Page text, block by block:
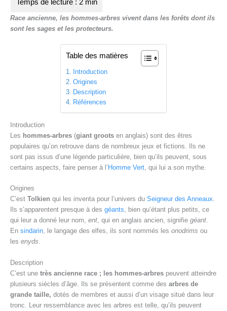
e
Race ancienne, les hommes-arbres vivent dans les forêts dont ils
sont les sages et les protecteurs.
Table des matières
Introduction
Origines
Description
Références
Introduction
Les hommes-arbres (giant groots en anglais) sont des êtres
populaires qu’on retrouve dans de nombreux jeux et fictions. Ils ne
sont pas issus d’une légende particulière, bien qu’ils peuvent, sous
certains aspects, faire penser à l’ Homme Vert , qui lui a son mythe.
Origines
C’est Tolkien qui les inventa pour l’univers du Seigneur des Anneaux.
Ils s’apparentent presque à des géants, bien qu’étant plus petits, ce
qui leur a donné leur nom, ent, qui en anglais ancien, signifie géant.
En sindarin, le langage des elfes, ils sont nommés les onodrims ou
les enyds.
Description
C’est une très ancienne race ; les hommes-arbres peuvent atteindre
plusieurs siècles d’âge. Ils se présentent comme des arbres de
grande taille, dotés de membres et aussi d’un visage situé dans leur
tronc. Leur ressemblance avec les arbres est telle, qu’ils peuvent